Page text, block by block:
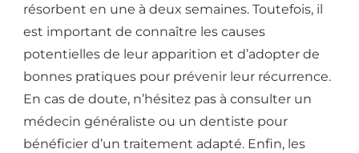
résorbent en une à deux semaines. Toutefois, il
est important de connaître les causes
potentielles de leur apparition et d’adopter de
bonnes pratiques pour prévenir leur récurrence.
En cas de doute, n’hésitez pas à consulter un
médecin généraliste ou un dentiste pour
bénéficier d’un traitement adapté. Enfin, les